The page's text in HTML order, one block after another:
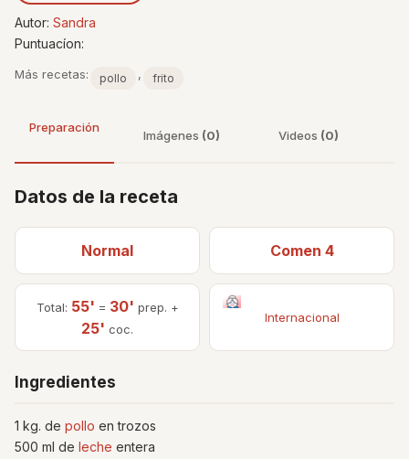
Autor: Sandra
Puntuacíon:
Más recetas: pollo , frito
Preparación
Imágenes (0) Videos (0)
Datos de la receta
Normal Comen 4
Total: 55' = 30' prep. +
25' coc.
Internacional
Ingredientes
1 kg. de pollo en trozos
500 ml de leche entera